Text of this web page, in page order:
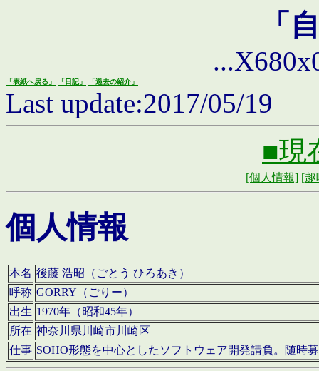
「
「表紙へ戻る」 「日記」 「過去の紹介」
Last update:2017/05/19
■現
[個人情報] [趣
個人情報
本名 後藤 浩昭（ごとう ひろあき）
呼称 GORRY（ごりー）
出生 1970年（昭和45年）
所在 神奈川県川崎市川崎区
仕事 SOHO形態を中心としたソフトウェア開発請負。随時